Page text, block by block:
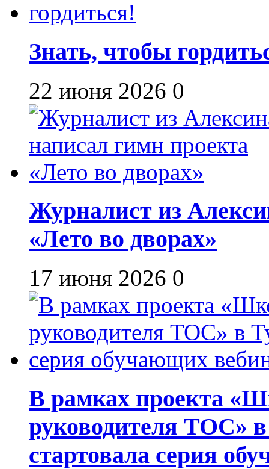
Знать, чтобы
22 июня 2026 0
Журналист из
«Лето во дворах»
17 июня 2026 0
В рамках проекта
руководителя ТОС»
стартовала серия